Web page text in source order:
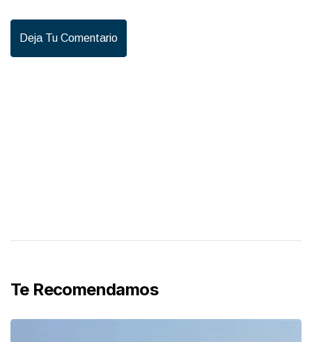
Deja Tu Comentario
Te Recomendamos